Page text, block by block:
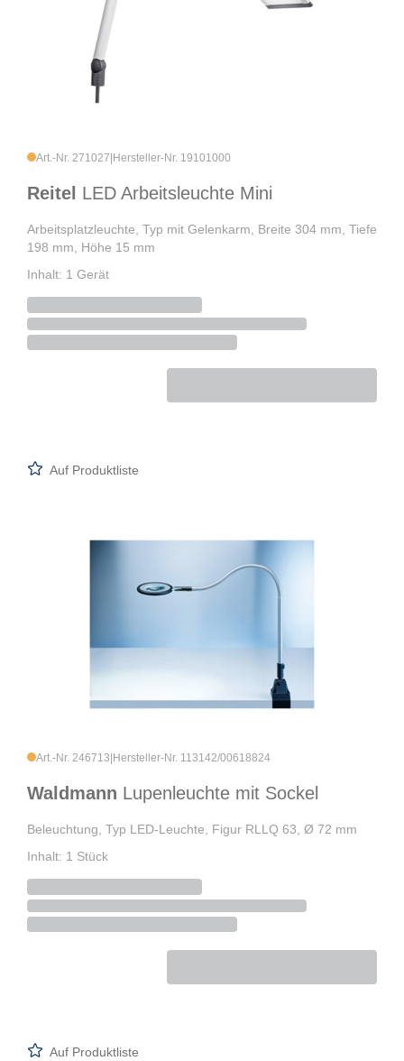
Art.-Nr. 271027 Hersteller-Nr. 19101000
Reitel LED Arbeitsleuchte Mini
Arbeitsplatzleuchte, Typ mit Gelenkarm, Breite 304 mm, Tiefe
198 mm, Höhe 15 mm
Inhalt: 1 Gerät
Auf Produktliste
Art.-Nr. 246713 Hersteller-Nr. 113142/00618824
Waldmann Lupenleuchte mit Sockel
Beleuchtung, Typ LED-Leuchte, Figur RLLQ 63, Ø 72 mm
Inhalt: 1 Stück
Auf Produktliste